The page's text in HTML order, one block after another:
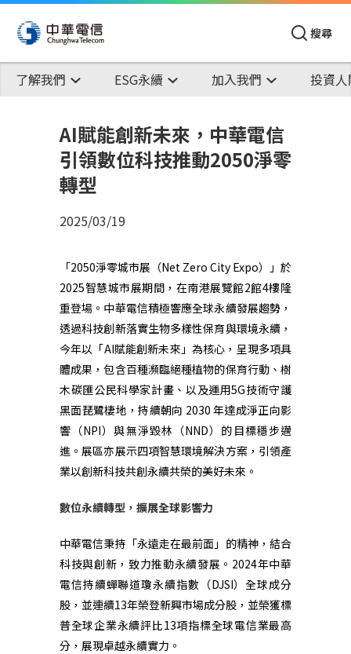
搜尋
了解我們 ESG永續 加入我們 投資
AI賦能創新未來，中華電信
引領數位科技推動2050淨零
轉型
2025/03/19
「2050淨零城市展（Net Zero City Expo）」於
2025智慧城市展期間，在南港展覽館2館4樓隆
重登場。中華電信積極響應全球永續發展趨勢，
透過科技創新落實生物多樣性保育與環境永續，
今年以「AI賦能創新未來」為核心，呈現多項具
體成果，包含百種瀕臨絕種植物的保育行動、樹
木碳匯公民科學家計畫、以及運用5G技術守護
黑面琵鷺棲地，持續朝向 2030年達成淨正向影
響（NPI）與無淨毀林（NND）的目標穩步邁
進。展區亦展示四項智慧環境解決方案，引領產
業以創新科技共創永續共榮的美好未來。
數位永續轉型，擴展全球影響力
中華電信秉持「永遠走在最前面」的精神，結合
科技與創新，致力推動永續發展。 2024年中華
電信持續蟬聯道瓊永續指數（DJSI）全球成分
股，並連續13年榮登新興市場成分股，並榮獲標
普全球企業永續評比13項指標全球電信業最高
分，展現卓越永續實力。